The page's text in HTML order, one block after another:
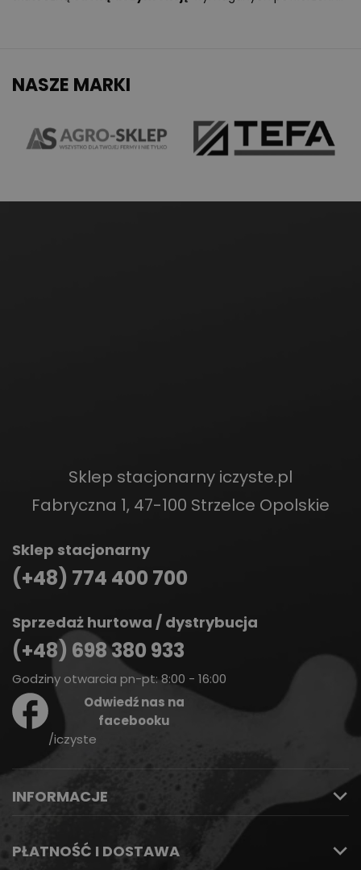
NASZE MARKI
Sklep stacjonarny iczyste.pl
Fabryczna 1, 47-100 Strzelce Opolskie
Sklep stacjonarny
(+48) 774 400 700
Sprzedaż hurtowa / dystrybucja
(+48) 698 380 933
Godziny otwarcia pn-pt: 8:00 - 16:00
Odwiedź nas na
facebooku
/iczyste
INFORMACJE
PŁATNOŚĆ I DOSTAWA